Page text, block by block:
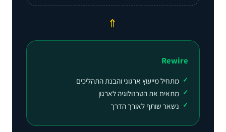
⇐
Rewire
מתחיל מייעוץ ארגוני והבנת התהליכים
מתאים את הטכנולוגיה לארגון
נשאר שותף לאורך הדרך